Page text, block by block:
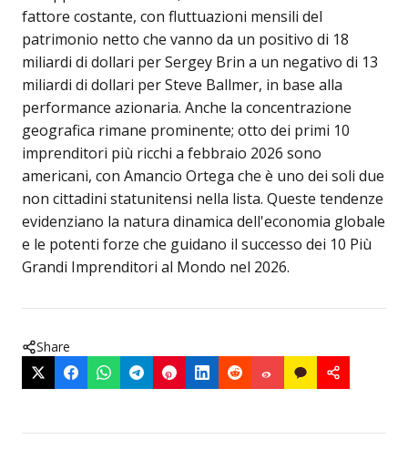
fattore costante, con fluttuazioni mensili del
patrimonio netto che vanno da un positivo di 18
miliardi di dollari per Sergey Brin a un negativo di 13
miliardi di dollari per Steve Ballmer, in base alla
performance azionaria. Anche la concentrazione
geografica rimane prominente; otto dei primi 10
imprenditori più ricchi a febbraio 2026 sono
americani, con Amancio Ortega che è uno dei soli due
non cittadini statunitensi nella lista. Queste tendenze
evidenziano la natura dinamica dell'economia globale
e le potenti forze che guidano il successo dei 10 Più
Grandi Imprenditori al Mondo nel 2026.
Share